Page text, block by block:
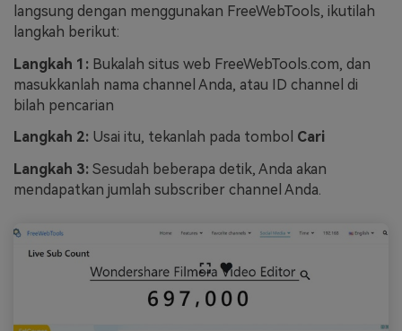
langsung dengan menggunakan FreeWebTools, ikutilah
langkah berikut:
Langkah 1: Bukalah situs web FreeWebTools.com, dan
masukkanlah nama channel Anda, atau ID channel di
bilah pencarian
Langkah 2: Usai itu, tekanlah pada tombol Cari
Langkah 3: Sesudah beberapa detik, Anda akan
mendapatkan jumlah subscriber channel Anda.